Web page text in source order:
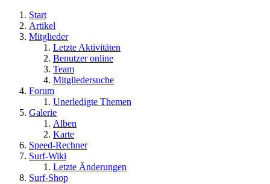
Start
Artikel
Mitglieder
Letzte Aktivitäten
Benutzer online
Team
Mitgliedersuche
Forum
Unerledigte Themen
Galerie
Alben
Karte
Speed-Rechner
Surf-Wiki
Letzte Änderungen
Surf-Shop